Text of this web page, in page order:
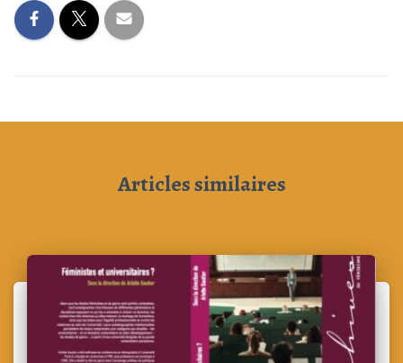
Articles similaires